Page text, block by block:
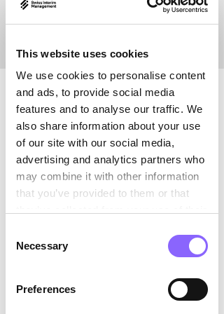
This website uses cookies
We use cookies to personalise content
and ads, to provide social media
features and to analyse our traffic. We
also share information about your use
of our site with our social media,
advertising and analytics partners who
may combine it with other information
that you’ve provided to them or that
Selection
Necessary
Preferences
moi, il reste encore largement sous-
Qu’est-ce qui vous fascine dans des
domaines techniques exigeants
comme l’hydrogène et les applications
haute pression ?
Martin Brügger : Ma passion pour la
technique est encore plus forte
lorsqu’elle est combinée à la conduite
m’attire, c’est l’association entre une
expertise technique approfondie, une
forte complexité organisationnelle et la
collaboration avec des personnes très